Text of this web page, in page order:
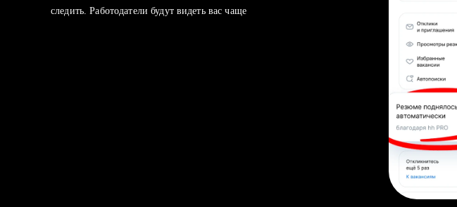
следить. Работодатели будут видеть вас чаще